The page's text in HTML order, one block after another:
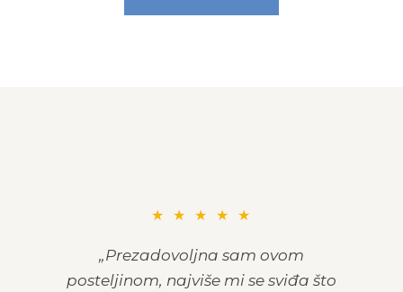
★ ★ ★ ★ ★
„Prezadovoljna sam ovom
posteljinom, najviše mi se sviđa što